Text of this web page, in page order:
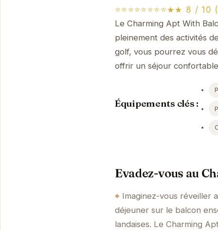
⭐⭐⭐⭐⭐⭐⭐⭐★★ 8 /
Le Charming Apt With
pleinement des activités
golf, vous pourrez vous
offrir un séjour
Équipements clés :
Evadez-vous au
Imaginez-vous réveiller
déjeuner sur le balcon
landaises. Le Charming